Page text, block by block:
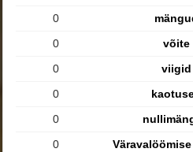
0
0
võite
0
viigid
0
0
0